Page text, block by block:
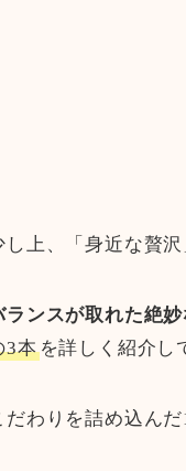
し上、「身近な贅
ンスが取れた絶
3本を詳しく紹介し
だわりを詰め込ん